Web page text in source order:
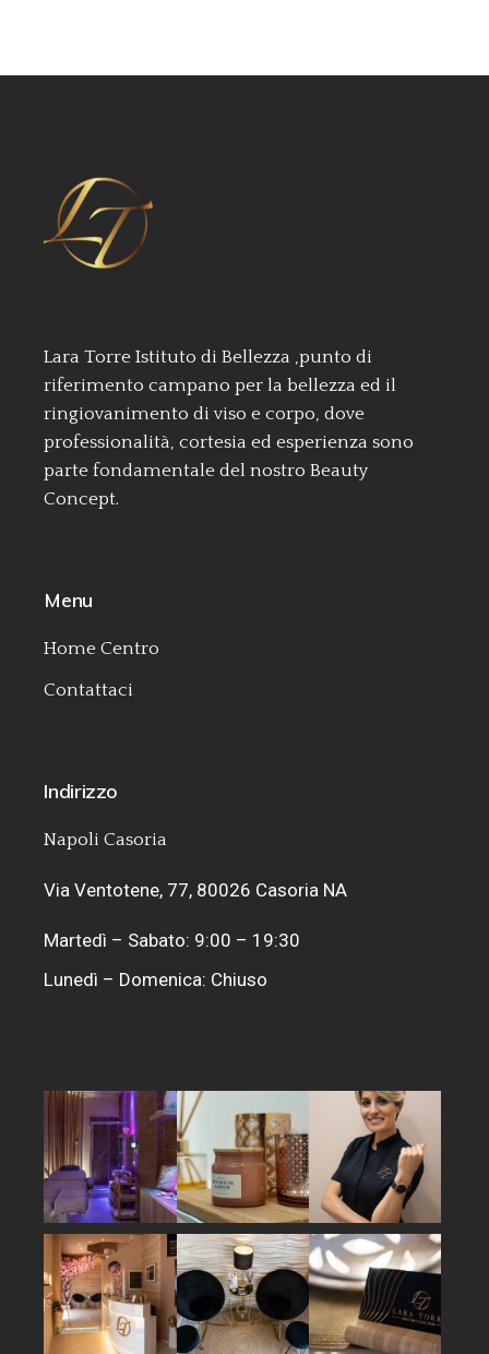
Lara Torre Istituto di Bellezza ,punto di
riferimento campano per la bellezza ed il
ringiovanimento di viso e corpo, dove
professionalità, cortesia ed esperienza sono
parte fondamentale del nostro Beauty
Concept.
Menu
Home Centro
Contattaci
Indirizzo
Napoli Casoria
Via Ventotene, 77, 80026 Casoria NA
Martedì – Sabato: 9:00 – 19:30
Lunedì – Domenica: Chiuso